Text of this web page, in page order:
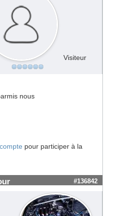
Visiteur
nous
pour participer à la
#136842